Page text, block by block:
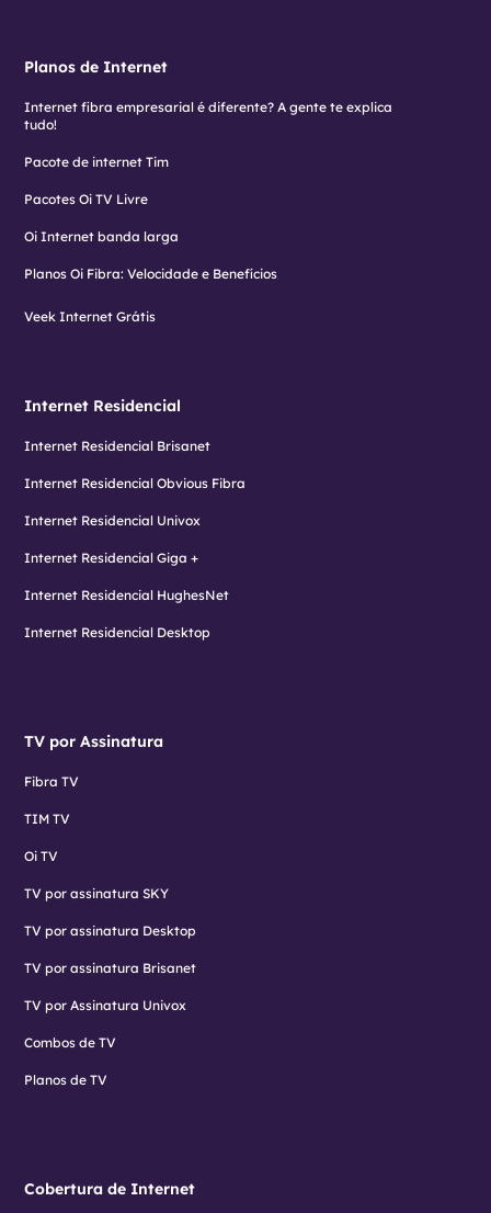
Planos de Internet
Internet fibra empresarial é diferente? A gente te explica
tudo!
Pacote de internet Tim
Pacotes Oi TV Livre
Oi Internet banda larga
Planos Oi Fibra: Velocidade e Benefícios
Veek Internet Grátis
Internet Residencial
Internet Residencial Brisanet
Internet Residencial Obvious Fibra
Internet Residencial Univox
Internet Residencial Giga +
Internet Residencial HughesNet
Internet Residencial Desktop
TV por Assinatura
Fibra TV
TIM TV
Oi TV
TV por assinatura SKY
TV por assinatura Desktop
TV por assinatura Brisanet
TV por Assinatura Univox
Combos de TV
Planos de TV
Cobertura de Internet